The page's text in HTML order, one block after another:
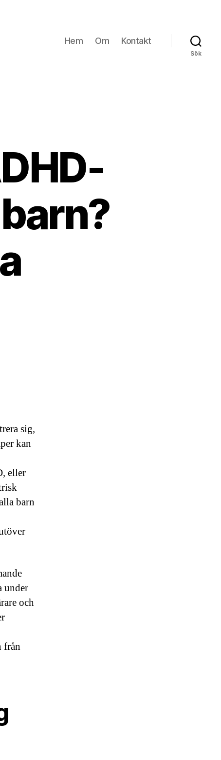
Hem Om Kontakt
Sök
sig,
kan
eller
barn
under
och
från